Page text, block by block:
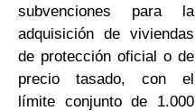
subvenciones para la
adquisición de viviendas
de protección oficial o de
precio tasado, con el
límite conjunto de 1.000